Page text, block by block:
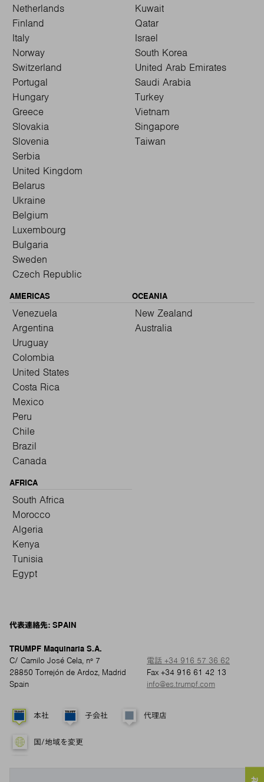
Netherlands
Finland
Italy
Norway
Switzerland
Portugal
Hungary
Greece
Slovakia
Slovenia
Serbia
United Kingdom
Belarus
Ukraine
Belgium
Luxembourg
Bulgaria
Sweden
Czech Republic
Kuwait
Qatar
Israel
South Korea
United Arab Emirates
Saudi Arabia
Turkey
Vietnam
Singapore
Taiwan
AMERICAS
Venezuela
Argentina
Uruguay
Colombia
United States
Costa Rica
Mexico
Peru
Chile
Brazil
Canada
OCEANIA
New Zealand
Australia
AFRICA
South Africa
Morocco
Algeria
Kenya
Tunisia
Egypt
代表連絡先: SPAIN
TRUMPF Maquinaria S.A.
C/ Camilo José Cela, nº 7
28850 Torrejón de Ardoz, Madrid
Spain
電話 +34 916 57 36 62
Fax +34 916 61 42 13
info@es.trumpf.com
本社 子会社 代理店
国/地域を変更